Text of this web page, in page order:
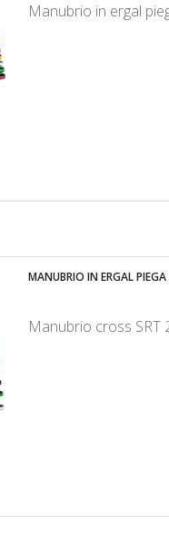
Manubrio in ergal
MANUBRIO IN ERGAL
Manubrio cross SRT